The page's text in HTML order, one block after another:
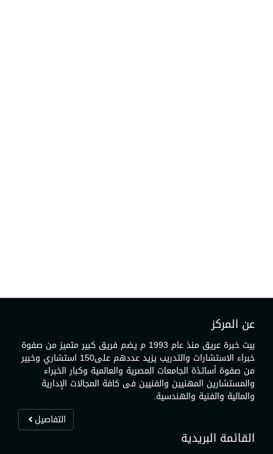
عن المركز
بيت خبرة عريق منذ عام 1993 م يضم فريق كبير متميز من صفوة
خبراء الاستشارات والتدريب يزيد عددهم على150 استشاري وخبير
من صفوة أساتذة الجامعات المصرية والعالمية وكبار الخبراء
والمستشارين المهنيين والفنيين فى كافة المجالات الإدارية
والمالية والفنية والهندسية.
التفاصيل
القائمة البريدية